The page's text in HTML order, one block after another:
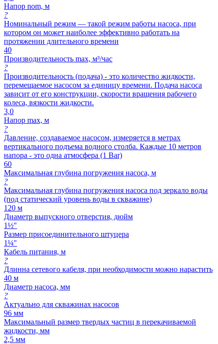
Напор nom, м
?
Номинальный режим — такой режим работы насоса, при
котором он может наиболее эффективно работать на
протяжении длительного времени
40
Производительность max, м³/час
?
Производительность (подача) - это количество жидкости,
перемещаемое насосом за единицу времени. Подача насоса
зависит от его конструкции, скорости вращения рабочего
колеса, вязкости жидкости.
3,0
Напор max, м
?
Давление, создаваемое насосом, измеряется в метрах
вертикального подъема водного столба. Каждые 10 метров
напора - это одна атмосфера (1 Bar)
60
Максимальная глубина погружения насоса, м
?
Максимальная глубина погружения насоса под зеркало воды
(под статический уровень воды в скважине)
120 м
Диаметр выпускного отверстия, дюйм
1½"
Размер присоединительного штуцера
1¼"
Кабель питания, м
?
Длинна сетевого кабеля, при необходимости можно нарастить
40 м
Диаметр насоса, мм
?
Актуально для скважинах насосов
96 мм
Максимальный размер твердых частиц в перекачиваемой
жидкости, мм
2,5 мм